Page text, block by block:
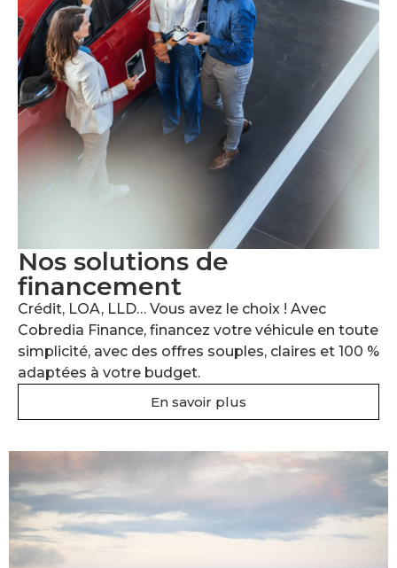
Nos solutions de
financement
Crédit, LOA, LLD… Vous avez le choix ! Avec
Cobredia Finance, financez votre véhicule en toute
simplicité, avec des offres souples, claires et 100 %
adaptées à votre budget.
En savoir plus